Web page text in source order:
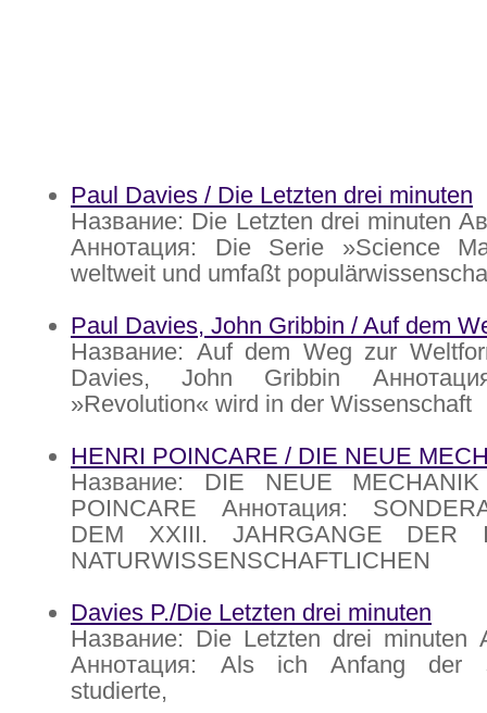
Paul Davies / Die Letzten drei minuten
Название: Die Letzten drei minuten
Аннотация: Die Serie »Science
weltweit und umfaßt
Paul Davies, John Gribbin / Auf dem
Название: Auf dem Weg zur
Davies, John Gribbin
»Revolution« wird in der Wissenschaft
HENRI POINCARE / DIE NEUE
Название: DIE NEUE
POINCARE Аннотация:
DEM XXIII. JAHRGANGE DER
NATURWISSENSCHAFTLICHEN
Davies P./Die Letzten drei minuten
Название: Die Letzten drei minuten
Аннотация: Als ich Anfang der
studierte,